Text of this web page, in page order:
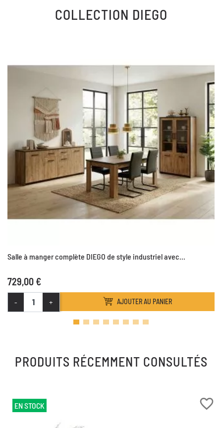
COLLECTION DIEGO
Salle à manger complète DIEGO de style industriel avec...
729,00 €
- + AJOUTER AU PANIER
PRODUITS RÉCEMMENT CONSULTÉS
favorite_border
EN STOCK